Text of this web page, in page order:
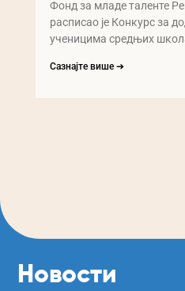
Фонд за младе таленте
расписао је Конкурс за
ученицима средњих
Сазнајте више ➔
Новости